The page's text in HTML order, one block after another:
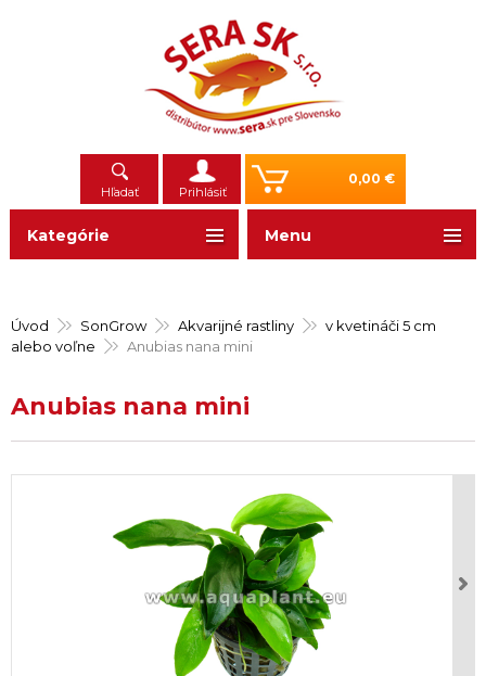
Hľadať Prihlásiť
0,00 €
Úvod SonGrow Akvarijné rastliny
v kvetináči 5 cm
alebo voľne
Anubias nana mini
Anubias nana mini
Kategórie Menu